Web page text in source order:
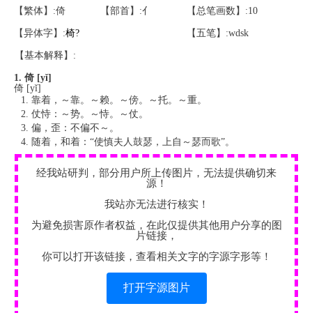
【繁体】:倚 【部首】:亻 【总笔画数】:10
【异体字】:椅? 【五笔】:wdsk
【基本解释】:
1. 倚 [yǐ]
倚 [yǐ]
靠着，～靠。～赖。～傍。～托。～重。
仗恃：～势。～恃。～仗。
偏，歪：不偏不～。
随着，和着：“使慎夫人鼓瑟，上自～瑟而歌”。
经我站研判，部分用户所上传图片，无法提供确切来
源！
我站亦无法进行核实！
为避免损害原作者权益，在此仅提供其他用户分享的图
片链接，
你可以打开该链接，查看相关文字的字源字形等！
打开字源图片